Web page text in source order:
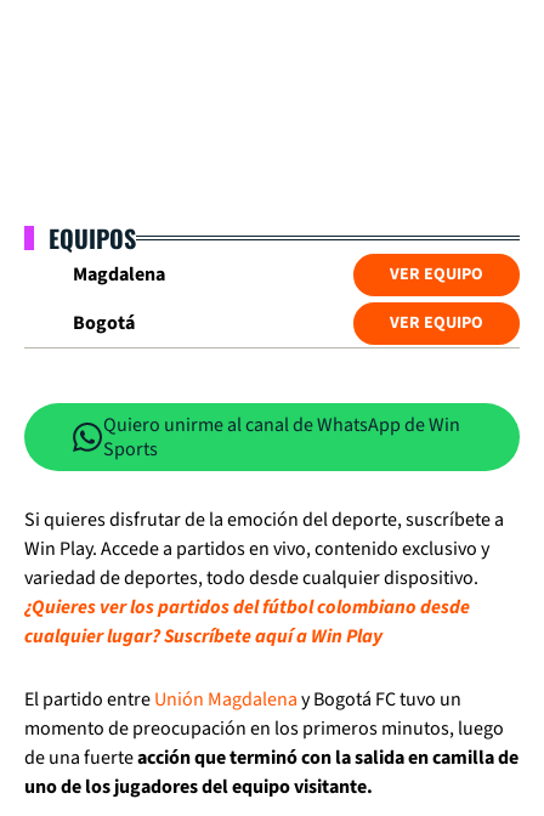
EQUIPOS
Magdalena VER EQUIPO
Bogotá VER EQUIPO
Quiero unirme al canal de WhatsApp de Win
Sports
Si quieres disfrutar de la emoción del deporte, suscríbete a
Win Play. Accede a partidos en vivo, contenido exclusivo y
variedad de deportes, todo desde cualquier dispositivo.
¿Quieres ver los partidos del fútbol colombiano desde
cualquier lugar? Suscríbete aquí a Win Play
El partido entreUnión Magdalenay Bogotá FC tuvo un
momento de preocupación en los primeros minutos, luego
de una fuerteacción que terminó con la salida en camilla de
uno de los jugadores del equipo visitante.